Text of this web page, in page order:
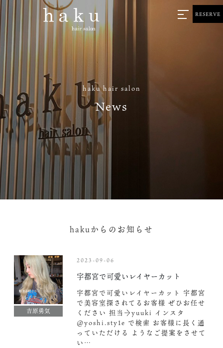
haku hair salon
News
RESERVE
hakuからのお知らせ
吉原勇気
2023-09-06
宇都宮で可愛いレイヤーカット︎
宇都宮で可愛いレイヤーカット︎ 宇都宮
で美容室探されてるお客様 ぜひお任せ
ください︎ 担当→yuuki インスタ
@yoshi.sty1e で検索️ お客様に長く通
っていただける ようなご提案をさせて
い…